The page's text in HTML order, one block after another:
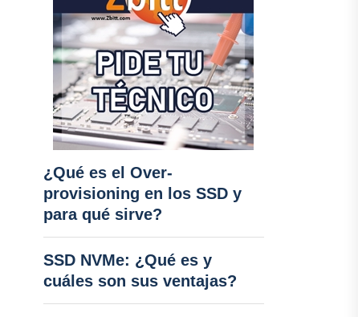
¿Qué es el Over-
provisioning en los SSD y
para qué sirve?
SSD NVMe: ¿Qué es y
cuáles son sus ventajas?